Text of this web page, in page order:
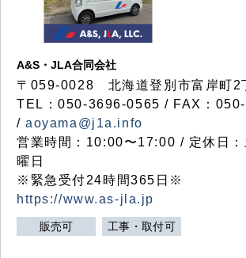
A&S・JLA合同会社
〒 059-0028 北海道登別市富岸町2
TEL：050-3696-0565 / FAX：
/aoyama@j1a.info
営業時間：10:00〜17:00 / 定休日：
曜日
※緊急受付24時間365日※
https://www.as-jla.jp
販売可 工事・取付可